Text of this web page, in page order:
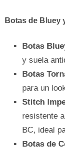
Botas de Bluey
Botas
y suela
Botas
para un
Stitch
resistente
BC, ideal
Botas de